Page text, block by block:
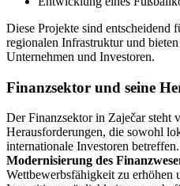
Diese Projekte sind entscheidend
regionalen Infrastruktur und
Unternehmen und Investoren.
Finanzsektor und seine
Der Finanzsektor in Zaječar steht
Herausforderungen, die sowohl
internationale Investoren betreffen.
Modernisierung des
Wettbewerbsfähigkeit zu erhöhen